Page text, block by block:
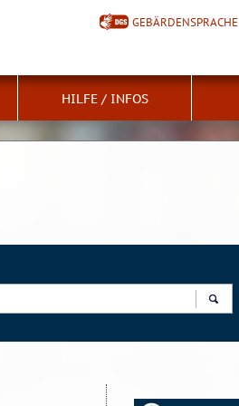
GEBÄRDENSPRACHE
HILFE / INFOS